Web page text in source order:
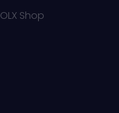
OLX Shop